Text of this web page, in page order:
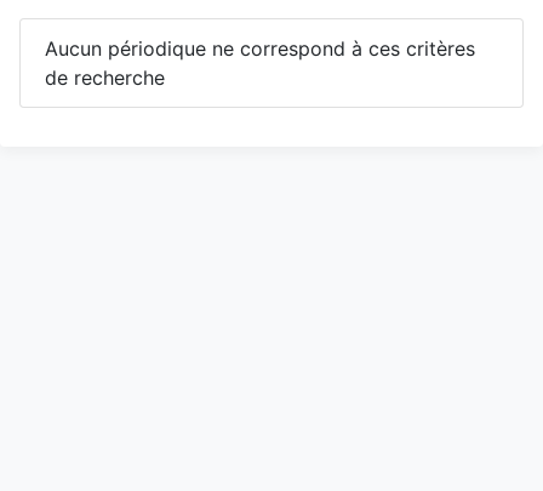
Aucun périodique ne correspond à ces critères
de recherche